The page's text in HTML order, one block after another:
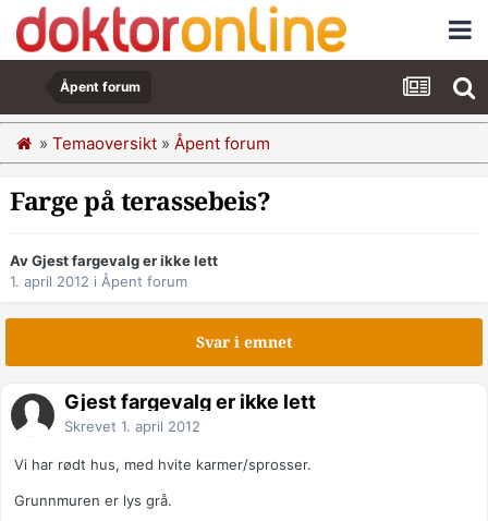
Åpent forum
» Temaoversikt » Åpent forum
Farge på terassebeis?
Av Gjest fargevalg er ikke lett
1. april 2012 i Åpent forum
Svar i emnet
Gjest fargevalg er ikke lett
Skrevet 1. april 2012
Vi har rødt hus, med hvite karmer/sprosser.
Grunnmuren er lys grå.